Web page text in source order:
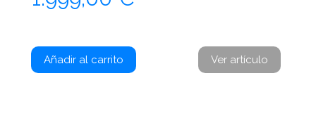
Añadir al carrito Ver artículo